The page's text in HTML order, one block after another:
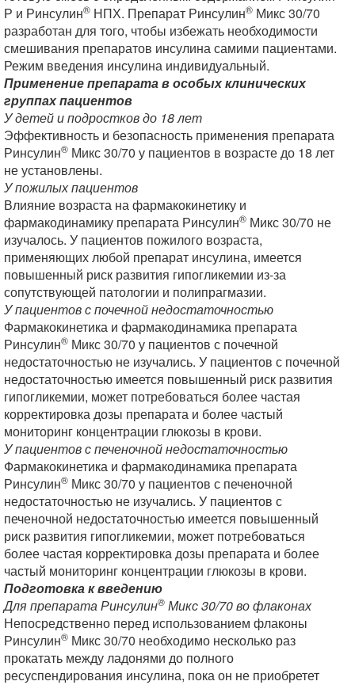
Р и Ринсулин® НПХ. Препарат Ринсулин® Микс 30/70
разработан для того, чтобы избежать необходимости
смешивания препаратов инсулина самими пациентами.
Режим введения инсулина индивидуальный.
Применение препарата в особых клинических
группах пациентов
У детей и подростков до 18 лет
Эффективность и безопасность применения препарата
Ринсулин® Микс 30/70 у пациентов в возрасте до 18 лет
не установлены.
У пожилых пациентов
Влияние возраста на фармакокинетику и
фармакодинамику препарата Ринсулин® Микс 30/70 не
изучалось. У пациентов пожилого возраста,
применяющих любой препарат инсулина, имеется
повышенный риск развития гипогликемии из-за
сопутствующей патологии и полипрагмазии.
У пациентов с почечной недостаточностью
Фармакокинетика и фармакодинамика препарата
Ринсулин® Микс 30/70 у пациентов с почечной
недостаточностью не изучались. У пациентов с почечной
недостаточностью имеется повышенный риск развития
гипогликемии, может потребоваться более частая
корректировка дозы препарата и более частый
мониторинг концентрации глюкозы в крови.
У пациентов с печеночной недостаточностью
Фармакокинетика и фармакодинамика препарата
Ринсулин® Микс 30/70 у пациентов с печеночной
недостаточностью не изучались. У пациентов с
печеночной недостаточностью имеется повышенный
риск развития гипогликемии, может потребоваться
более частая корректировка дозы препарата и более
частый мониторинг концентрации глюкозы в крови.
Подготовка к введению
Для препарата Ринсулин® Микс 30/70 во флаконах
Непосредственно перед использованием флаконы
Ринсулин® Микс 30/70 необходимо несколько раз
прокатать между ладонями до полного
ресуспендирования инсулина, пока он не приобретет